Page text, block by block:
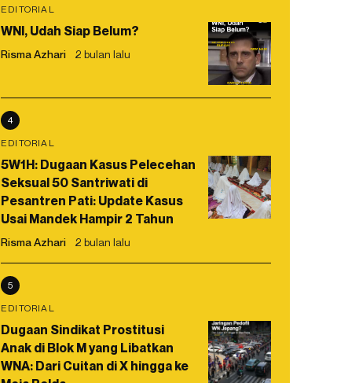
EDITORIAL
WNI, Udah Siap Belum?
Risma Azhari 2 bulan lalu
4
EDITORIAL
5W1H: Dugaan Kasus Pelecehan
Seksual 50 Santriwati di
Pesantren Pati: Update Kasus
Usai Mandek Hampir 2 Tahun
Risma Azhari 2 bulan lalu
5
EDITORIAL
Dugaan Sindikat Prostitusi
Anak di Blok M yang Libatkan
WNA: Dari Cuitan di X hingga ke